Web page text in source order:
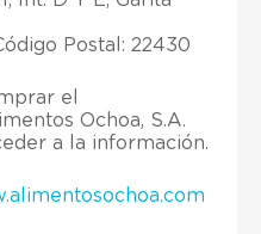
Postal: 22430
el
Ochoa, S.A.
a la información.